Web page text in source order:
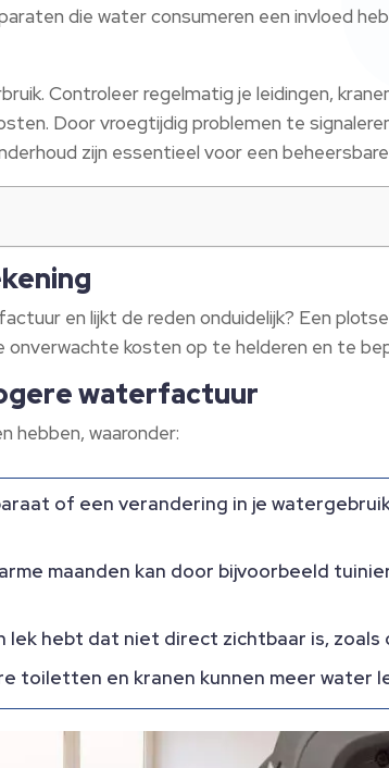
die water consumeren een invloed
Controleer regelmatig je leidingen,
Door vroegtijdig problemen te
zijn essentieel voor een
en lijkt de reden onduidelijk? Een
onverwachte kosten op te helderen en te
waterfactuur
hebben, waaronder:
of een verandering in je
maanden kan door bijvoorbeeld
lek hebt dat niet direct zichtbaar is,
toiletten en kranen kunnen meer water